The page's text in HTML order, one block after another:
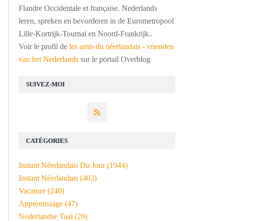
SUIVEZ-MOI
Flandre Occidentale et française. Nederlands
leren, spreken en bevorderen in de Eurometropool
Lille-Kortrijk-Tournai en Noord-Frankrijk..
Voir le profil de les amis du néerlandais - vrienden
van het Nederlands sur le portail Overblog
CATÉGORIES
Instant Néerlandais Du Jour(1944)
Instant Néerlandais (403)
Vacature (240)
Apprentissage (47)
Nederlandse Taal (29)